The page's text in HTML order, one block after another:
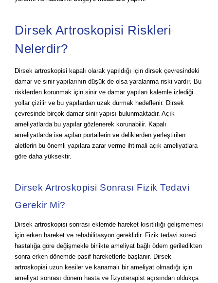
Dirsek Artroskopisi Riskleri
Nelerdir?
Dirsek artroskopisi kapalı olarak yapıldığı için dirsek çevresindeki
damar ve sinir yapılarının düşük de olsa yaralanma riski vardır. Bu
risklerden korunmak için sinir ve damar yapıları kalemle izlediği
yollar çizilir ve bu yapılardan uzak durmak hedeflenir. Dirsek
çevresinde birçok damar sinir yapısı bulunmaktadır. Açık
ameliyatlarda bu yapılar gözlenerek korunabilir. Kapalı
ameliyatlarda ise açılan portallerin ve deliklerden yerleştirilen
aletlerin bu önemli yapılara zarar verme ihtimali açık ameliyatlara
göre daha yüksektir.
Dirsek Artroskopisi Sonrası Fizik Tedavi
Gerekir Mi?
Dirsek artroskopisi sonrası eklemde hareket kısıtlılığı gelişmemesi
için erken hareket ve rehabilitasyon gereklidir. Fizik tedavi süreci
hastalığa göre değişmekle birlikte ameliyat bağlı ödem geriledikten
sonra erken dönemde pasif hareketlerle başlanır. Dirsek
artroskopisi uzun kesiler ve kanamalı bir ameliyat olmadığı için
ameliyat sonrası dönem hasta ve fizyoterapist açısından oldukça